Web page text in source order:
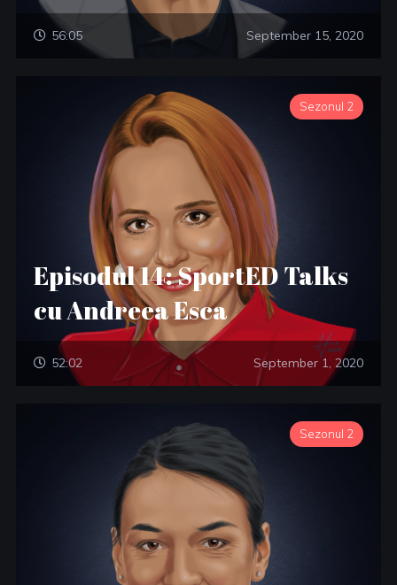
56:05 September 15, 2020
Sezonul 2
Episodul 14: SportED Talks
cu Andreea Esca
52:02 September 1, 2020
Sezonul 2